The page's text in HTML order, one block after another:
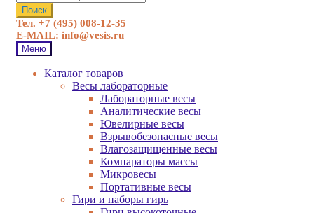
Поиск
Тел. +7 (495) 008-12-35
E-MAIL: info@vesis.ru
Меню
Каталог товаров
Весы лабораторные
Лабораторные весы
Аналитические весы
Ювелирные весы
Взрывобезопасные весы
Влагозащищенные весы
Компараторы массы
Микровесы
Портативные весы
Гири и наборы гирь